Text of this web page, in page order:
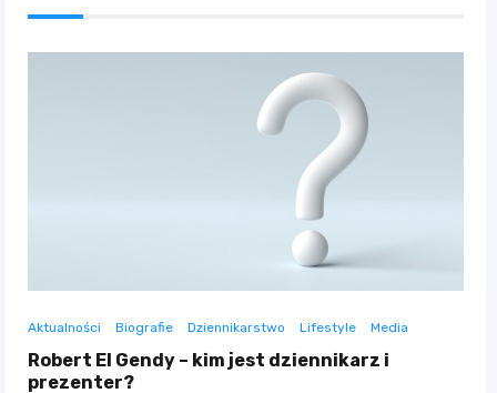
Aktualności Biografie Dziennikarstwo Lifestyle Media
Robert El Gendy – kim jest dziennikarz i
prezenter?